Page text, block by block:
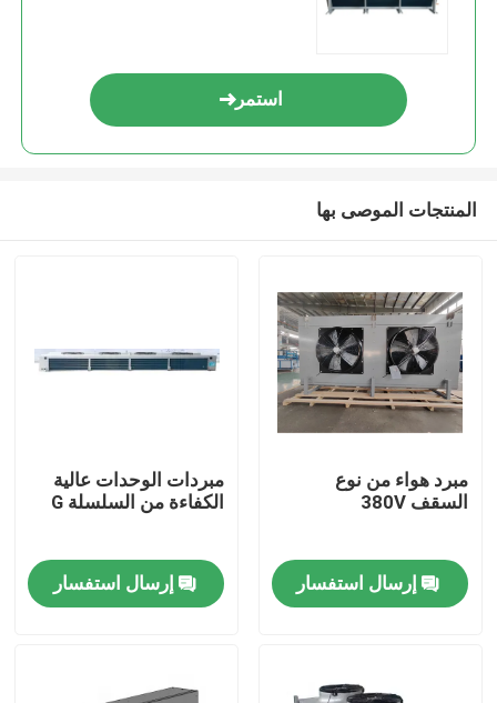
استمر
المنتجات الموصى بها
مبرد هواء من نوع
السقف 380V
إرسال استفسار
مبردات الوحدات عالية
الكفاءة من السلسلة G
إرسال استفسار